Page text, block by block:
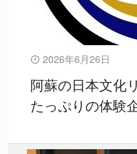
2026年6月26日
阿蘇の日本文化
たっぷりの体験